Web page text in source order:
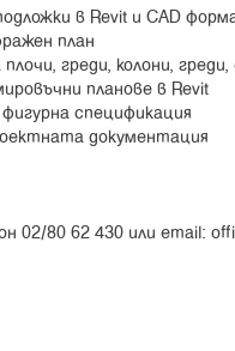
в Revit и CAD
план
греди, колони,
планове в Revit
спецификация
документация
02/80 62 430 или email: